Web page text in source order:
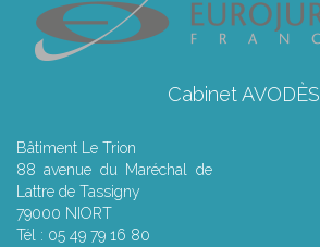
Cabinet AVODÈS
Bâtiment Le Trion
88 avenue du Maréchal de
Lattre de Tassigny
79000 NIORT
Tél : 05 49 79 16 80